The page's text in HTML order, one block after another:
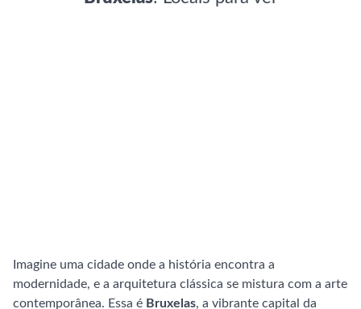
Imagine uma cidade onde a história encontra a
modernidade, e a arquitetura clássica se mistura com a arte
contemporânea. Essa é Bruxelas, a vibrante capital da